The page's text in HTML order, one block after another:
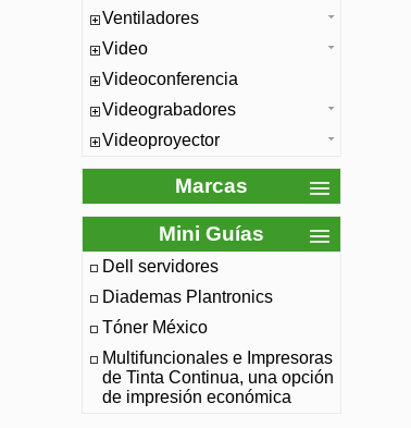
Ventiladores
Video
Videoconferencia
Videograbadores
Videoproyector
Marcas
Mini Guías
Dell servidores
Diademas Plantronics
Tóner México
Multifuncionales e Impresoras
de Tinta Continua, una opción
de impresión económica